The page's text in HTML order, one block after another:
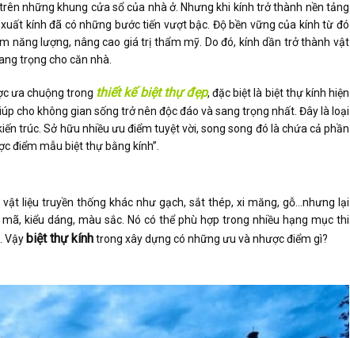
những khung cửa sổ của nhà ở. Nhưng khi kính trở thành nền tảng
kính đã có những bước tiến vượt bậc. Độ bền vững của kính từ đó
năng lượng, nâng cao giá trị thẩm mỹ. Do đó, kính dần trở thành vật
trọng cho căn nhà.
ưa chuộng trong thiết kế biệt thự đẹp, đặc biệt là biệt thự kính hiện
cho không gian sống trở nên độc đáo và sang trọng nhất. Đây là loại
trúc. Sở hữu nhiều ưu điểm tuyệt vời, song song đó là chứa cả phần
điểm mẫu biệt thự bằng kính”.
liệu truyền thống khác như gạch, sắt thép, xi măng, gỗ…nhưng lại
kiểu dáng, màu sắc. Nó có thể phù hợp trong nhiều hạng mục thi
Vậybiệt thự kínhtrong xây dựng có những ưu và nhược điểm gì?